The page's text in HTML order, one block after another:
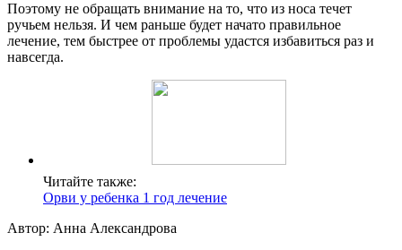
Поэтому не обращать внимание на то, что из носа течет
ручьем нельзя. И чем раньше будет начато правильное
лечение, тем быстрее от проблемы удастся избавиться раз и
навсегда.
Читайте также:
Орви у ребенка 1 год лечение
Автор: Анна Александрова